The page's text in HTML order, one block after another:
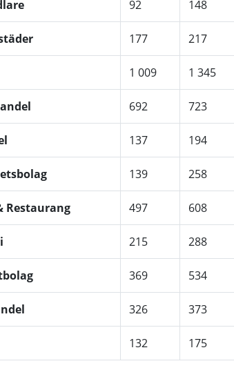
92 148
177 217
1 009 1 345
692 723
137 194
139 258
Restaurang 497 608
215 288
369 534
326 373
132 175